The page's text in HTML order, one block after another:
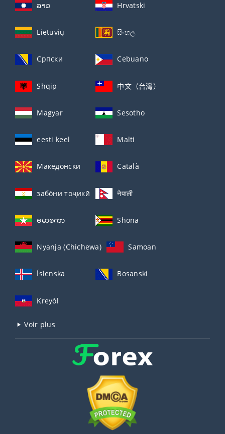
ລາວ Hrvatski
Lietuvių සිංහල
Српски Cebuano
Shqip 中文（台灣）
Magyar Sesotho
eesti keel Malti
Македонски Català
забо́ни тоҷикӣ́ नेपाली
ဗမာစကာ Shona
Nyanja (Chichewa) Samoan
Íslenska Bosanski
Kreyòl
Voir plus